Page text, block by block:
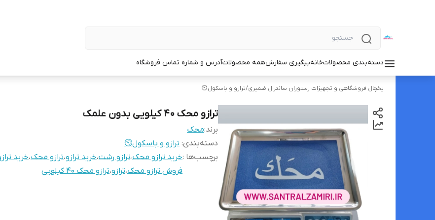
دسته‌بندی محصولاتخانهپیگیری سفارشهمه محصولاتآدرس و شماره تماس فروشگاه
یخچال فروشگاهی و تجهیزات رستوران سانترال ضمیری/ترازو و باسکول⏲️
ترازو محک ۴۰ کیلویی بدون علمک
برند:محک
دسته‌بندی: ترازو و باسکول⏲️
برچسب‌ها :خرید ترازو محک،ترازو رشت،خرید ترازو،ترازو محک،خرید
فروش ترازو محک،ترازو،ترازو محک ۴۰ کیلویی